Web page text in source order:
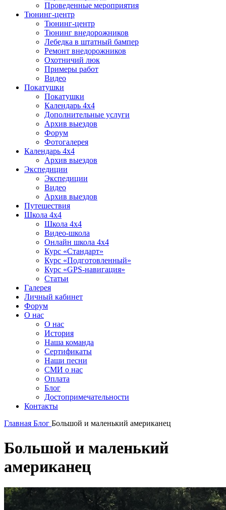
Проведенные мероприятия
Тюнинг-центр
Тюнинг-центр
Тюнинг внедорожников
Лебедка в штатный бампер
Ремонт внедорожников
Охотничий люк
Примеры работ
Видео
Покатушки
Покатушки
Календарь 4х4
Дополнительные услуги
Архив выездов
Форум
Фотогалерея
Календарь 4х4
Архив выездов
Экспедиции
Экспедиции
Видео
Архив выездов
Путешествия
Школа 4х4
Школа 4х4
Видео-школа
Онлайн школа 4х4
Курс «Стандарт»
Курс «Подготовленный»
Курс «GPS-навигация»
Статьи
Галерея
Личный кабинет
Форум
О нас
О нас
История
Наша команда
Сертификаты
Наши песни
СМИ о нас
Оплата
Блог
Достопримечательности
Контакты
Главная Блог Большой и маленький американец
Большой и маленький
американец